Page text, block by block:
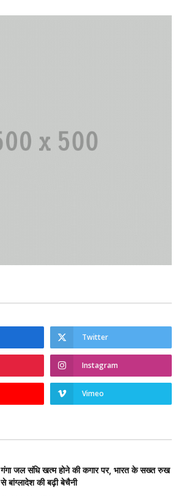
Twitter
Instagram
Vimeo
गंगा जल संधि खत्म होने की कगार पर, भारत के सख्त रुख
से बांग्लादेश की बढ़ी बेचैनी